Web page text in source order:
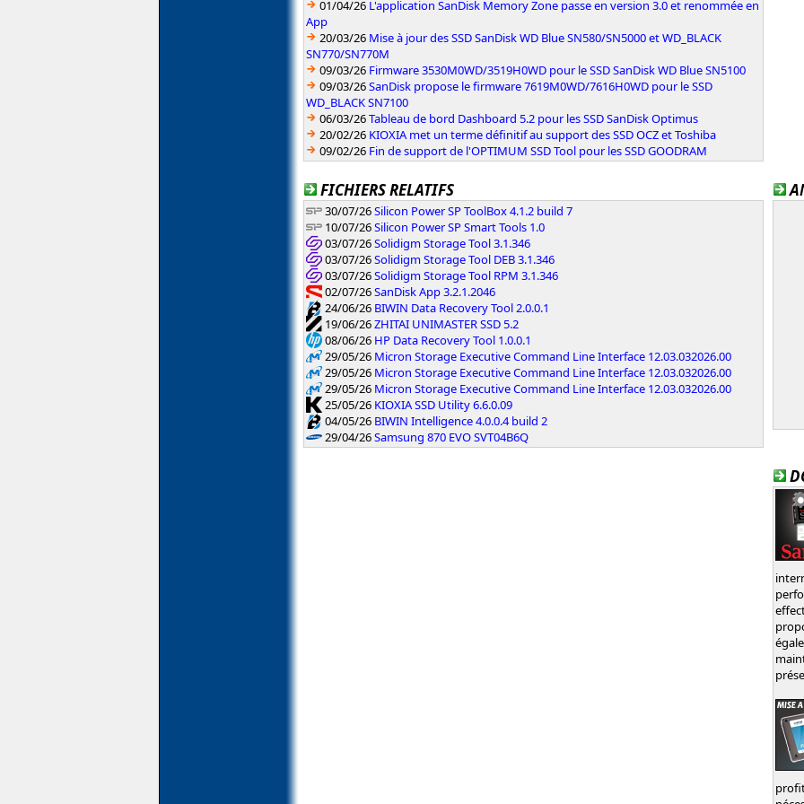
01/04/26 L'application SanDisk Memory Zone passe en version 3.0 et renommée en
App
20/03/26 Mise à jour des SSD SanDisk WD Blue SN580/SN5000 et WD_BLACK
SN770/SN770M
09/03/26 Firmware 3530M0WD/3519H0WD pour le SSD SanDisk WD Blue SN5100
09/03/26SanDisk propose le firmware 7619M0WD/7616H0WD pour le SSD
WD_BLACK SN7100
06/03/26Tableau de bord Dashboard 5.2 pour les SSD SanDisk Optimus
20/02/26 KIOXIA met un terme définitif au support des SSD OCZ et Toshiba
09/02/26 Fin de support de l'OPTIMUM SSD Tool pour les SSD GOODRAM
FICHIERS RELATIFS
30/07/26Silicon Power SP ToolBox 4.1.2 build 7
10/07/26Silicon Power SP Smart Tools 1.0
03/07/26Solidigm Storage Tool 3.1.346
03/07/26Solidigm Storage Tool DEB 3.1.346
03/07/26Solidigm Storage Tool RPM 3.1.346
02/07/26SanDisk App 3.2.1.2046
24/06/26 BIWIN Data Recovery Tool 2.0.0.1
19/06/26ZHITAI UNIMASTER SSD 5.2
08/06/26 HP Data Recovery Tool 1.0.0.1
29/05/26 Micron Storage Executive Command Line Interface 12.03.032026.00
29/05/26 Micron Storage Executive Command Line Interface 12.03.032026.00
29/05/26 Micron Storage Executive Command Line Interface 12.03.032026.00
25/05/26 KIOXIA SSD Utility 6.6.0.09
04/05/26 BIWIN Intelligence 4.0.0.4 build 2
29/04/26Samsung 870 EVO SVT04B6Q